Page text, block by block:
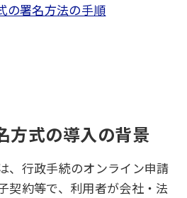
の署名方法の手順
方式の導入の背景
、行政手続のオンライン申請
契約等で、利用者が会社・法